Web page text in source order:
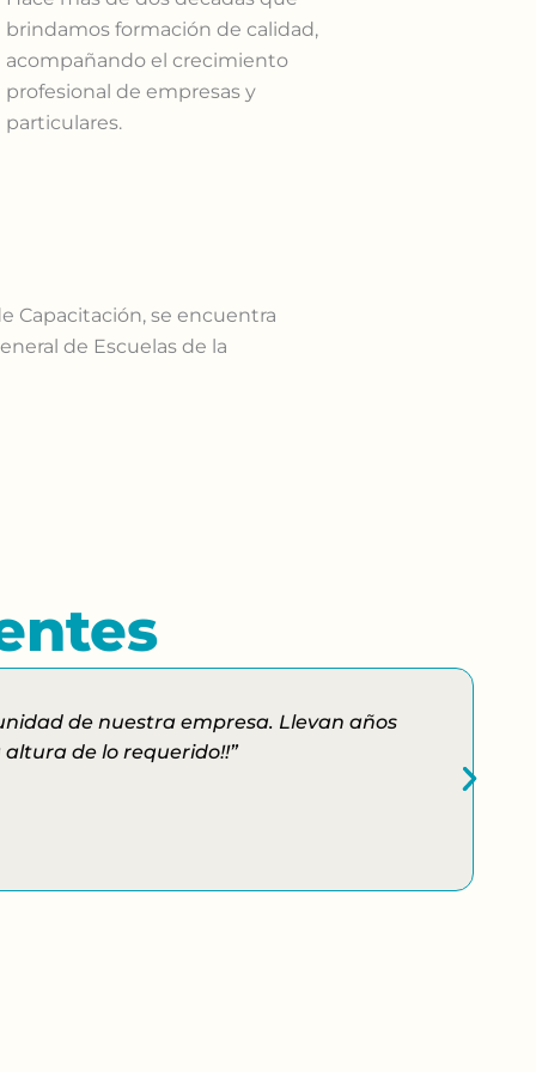
brindamos formación de calidad,
acompañando el crecimiento
profesional de empresas y
particulares.
Capacitación, se encuentra
de Escuelas de la
de nuestra empresa. Llevan años
de lo requerido!!”